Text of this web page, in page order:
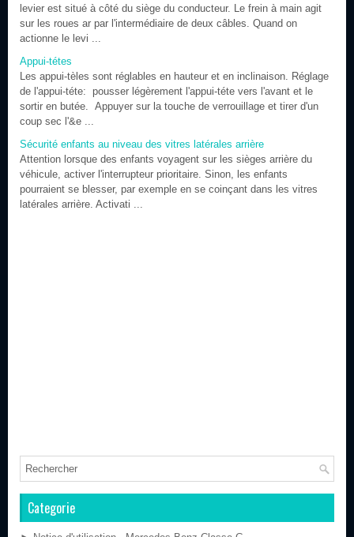
levier est situé à côté du siège du conducteur. Le frein à main agit
sur les roues ar par l'intermédiaire de deux câbles. Quand on
actionne le levi ...
Appui-tétes
Les appui-tèles sont réglables en hauteur et en inclinaison. Réglage
de l'appui-téte: pousser légèrement l'appui-téte vers l'avant et le
sortir en butée. Appuyer sur la touche de verrouillage et tirer d'un
coup sec l'&e ...
Sécurité enfants au niveau des vitres latérales arrière
Attention lorsque des enfants voyagent sur les sièges arrière du
véhicule, activer l'interrupteur prioritaire. Sinon, les enfants
pourraient se blesser, par exemple en se coinçant dans les vitres
latérales arrière. Activati ...
Categorie